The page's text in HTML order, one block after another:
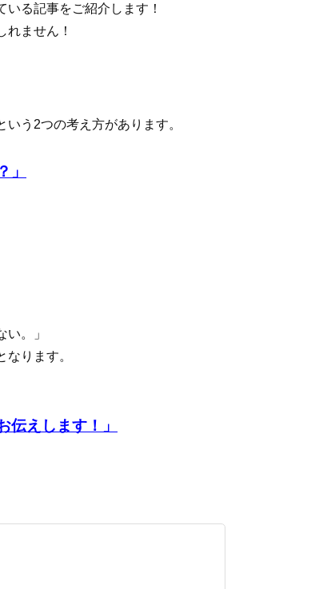
る記事をご紹介します！
ません！
う2つの考え方があります。
」
。」
ります。
伝えします！」